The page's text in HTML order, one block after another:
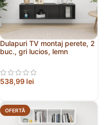
Dulapuri TV montaj perete, 2
buc., gri lucios, lemn
538,99 lei
OFERTĂ